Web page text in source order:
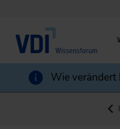
Wie verändert